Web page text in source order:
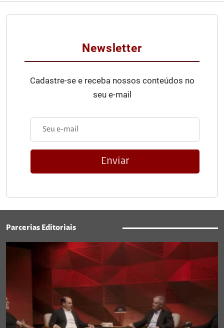
Newsletter
Cadastre-se e receba nossos conteúdos no
seu e-mail
Enviar
Parcerias Editoriais